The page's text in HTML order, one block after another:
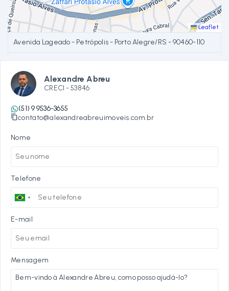
Leaflet
Avenida Lageado - Petrópolis - Porto Alegre/RS - 90460-110
Alexandre Abreu
CRECI -53846
(51) 9 9536-3655
contato@alexandreabreuimoveis.com.br
Nome
Telefone
E-mail
Mensagem